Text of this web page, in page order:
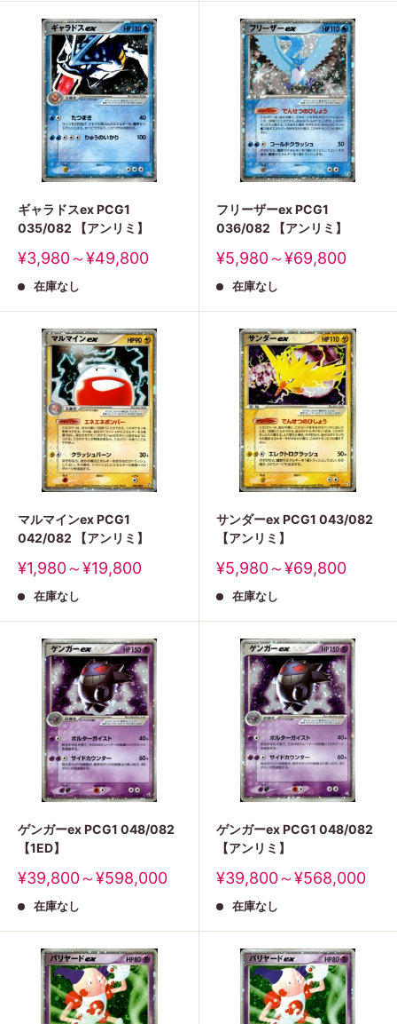
ギャラドスex PCG1
035/082 【アンリミ】
販
価
¥3,980～¥49,800
在庫なし
フリーザーex PCG1
036/082 【アンリミ】
販
価
¥5,980～¥69,800
在庫なし
マルマインex PCG1
042/082 【アンリミ】
販
価
¥1,980～¥19,800
在庫なし
サンダーex PCG1 043/082
【アンリミ】
販
価
¥5,980～¥69,800
在庫なし
ゲンガーex PCG1 048/082
【1ED】
販
価
¥39,800～¥598,000
在庫なし
ゲンガーex PCG1 048/082
【アンリミ】
販
価
¥39,800～¥568,000
在庫なし